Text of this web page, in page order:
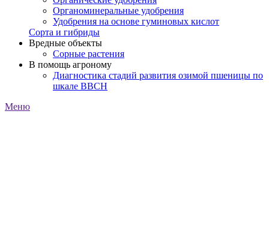
Органоминеральные удобрения
Удобрения на основе гуминовых кислот
Сорта и гибриды
Вредные объекты
Сорные растения
В помощь агроному
Диагностика стадий развития озимой пшеницы по
шкале ВВСН
Меню